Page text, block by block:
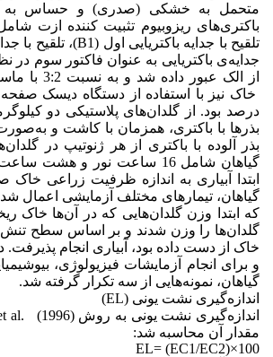
متحمل به خشکی (صدری) و حساس به
باکتری‌های ریزوبیوم تثبیت کننده ازت
جدایه‌ی باکتریایی به عنوان فاکتور سوم در
درصد بود. از گلدان‌های پلاستیکی دو
بذرها با باکتری، همزمان با کاشت و
بذر آلوده با باکتری از هر ژنوتیپ در
ابتدا آبیاری به اندازه ظرفیت زراعی
گیاهان، تیمارهای مختلف آزمایشی
که ابتدا وزن گلدان‌هایی که در آن‌ها
گلدان‌ها را وزن شدند و بر اساس سطح تنش
و برای انجام آزمایشات فیزیولوژی،
گیاهان، نمونه‌هایی از سه تکرار گرفته شد.
اندازه‌گیری نشت یونی (EL)
مقدار آن محاسبه شد:
EL= (EC1/EC2)×100